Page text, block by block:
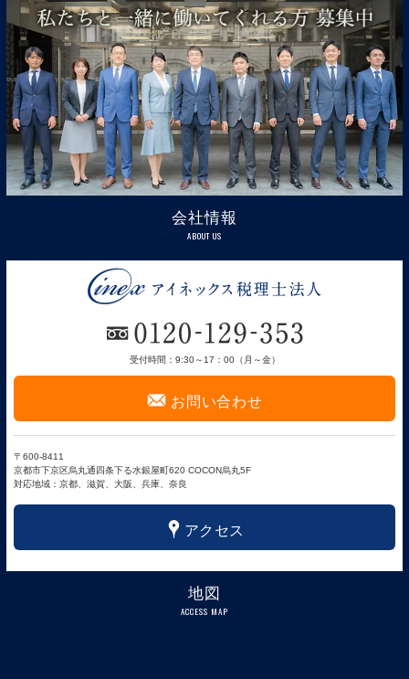
会社情報
ABOUT US
受付時間：9:30～17：00（月～金）
F お問い合わせ
〒600-8411
京都市下京区烏丸通四条下る水銀屋町620 COCON烏丸5F
対応地域：京都、滋賀、大阪、兵庫、奈良
x アクセス
地図
ACCESS MAP